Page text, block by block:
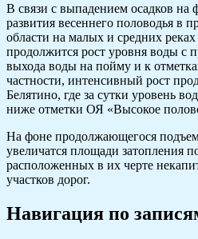
В связи с выпадением осадков
развития весеннего половодья в
области на малых и средних
продолжится рост уровня воды с
выхода воды на пойму и к
частности, интенсивный рост
Белятино, где за сутки уровень
ниже отметки ОЯ «Высокое
На фоне продолжающегося
увеличатся площади затопления
расположенных в их черте
участков дорог.
Навигация по